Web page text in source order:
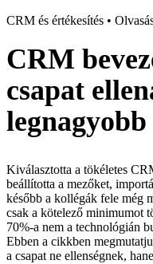
CRM és értékesítés •
CRM
csapat
Kiválasztotta a tökéletes
beállította a mezőket,
később a kollégák fele még
csak a kötelező minimumot
70%-a nem a technológián
Ebben a cikkben
a csapat ne ellenségnek,